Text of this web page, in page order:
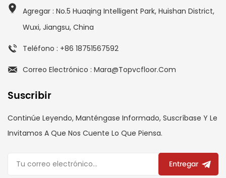
Agregar : No.5 Huaqing Intelligent Park, Huishan District,
Wuxi, Jiangsu, China
Teléfono : +86 18751567592
Correo Electrónico : Mara@topvcfloor.com
Suscribir
Continúe Leyendo, Manténgase Informado, Suscríbase Y Le
Invitamos A Que Nos Cuente Lo Que Piensa.
Entregar